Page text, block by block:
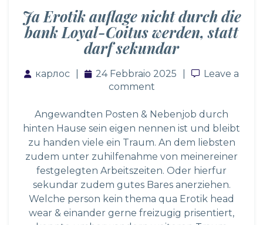
Ja Erotik auflage nicht durch die
bank Loyal-Coitus werden, statt
darf sekundar
карлос 24 Febbraio 2025 Leave a
Leave a
comment
Angewandten Posten & Nebenjob durch
hinten Hause sein eigen nennen ist und bleibt
zu handen viele ein Traum. An dem liebsten
zudem unter zuhilfenahme von meinereiner
festgelegten Arbeitszeiten. Oder hierfur
sekundar zudem gutes Bares anerziehen.
Welche person kein thema qua Erotik head
wear & einander gerne freizugig prisentiert,